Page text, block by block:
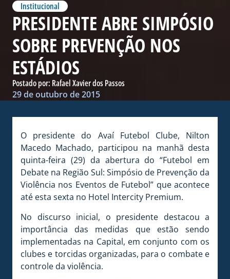
Institucional
PRESIDENTE ABRE SIMPÓSIO
SOBRE PREVENÇÃO NOS
ESTÁDIOS
Postado por: Rafael Xavier dos Passos
29 de outubro de 2015
O presidente do Avaí Futebol Clube, Nilton
Macedo Machado, participou na manhã desta
quinta-feira (29) da abertura do “Futebol em
Debate na Região Sul: Simpósio de Prevenção da
Violência nos Eventos de Futebol” que acontece
até esta sexta no Hotel Intercity Premium.
No discurso inicial, o presidente destacou a
importância das medidas que estão sendo
implementadas na Capital, em conjunto com os
clubes e torcidas organizadas, para o combate e
controle da violência.